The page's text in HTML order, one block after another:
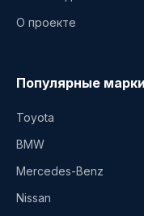
О проекте
Популярные марки
Toyota
BMW
Mercedes-Benz
Nissan